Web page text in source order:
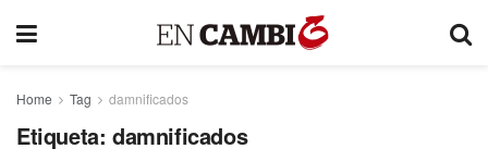
Home Tag damnificados
Etiqueta: damnificados